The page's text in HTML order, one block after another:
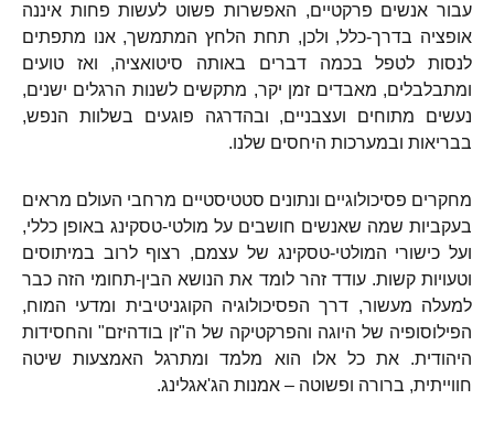
עבור אנשים פרקטיים, האפשרות פשוט לעשות פחות איננה
אופציה בדרך-כלל, ולכן, תחת הלחץ המתמשך, אנו מתפתים
לנסות לטפל בכמה דברים באותה סיטואציה, ואז טועים
ומתבלבלים, מאבדים זמן יקר, מתקשים לשנות הרגלים ישנים,
נעשים מתוחים ועצבניים, ובהדרגה פוגעים בשלוות הנפש,
בבריאות ובמערכות היחסים שלנו.
מחקרים פסיכולוגיים ונתונים סטטיסטיים מרחבי העולם מראים
בעקביות שמה שאנשים חושבים על מולטי-טסקינג באופן כללי,
ועל כישורי המולטי-טסקינג של עצמם, רצוף לרוב במיתוסים
וטעויות קשות. עודד זהר לומד את הנושא הבין-תחומי הזה כבר
למעלה מעשור, דרך הפסיכולוגיה הקוגניטיבית ומדעי המוח,
הפילוסופיה של היוגה והפרקטיקה של ה"זן בודהיזם" והחסידות
היהודית. את כל אלו הוא מלמד ומתרגל האמצעות שיטה
חווייתית, ברורה ופשוטה – אמנות הג'אגלינג.